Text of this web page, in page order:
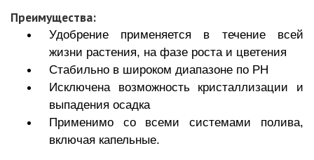
Преимущества:
Удобрение применяется в течение всей
жизни растения, на фазе роста и цветения
Стабильно в широком диапазоне по РН
Исключена возможность кристаллизации и
выпадения осадка
Применимо со всеми системами полива,
включая капельные.